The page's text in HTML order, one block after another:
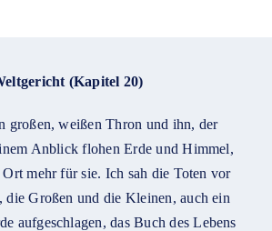
(Kapitel 20)
großen, weißen Thron und ihn, der
Anblick flohen Erde und Himmel,
Ort mehr für sie. Ich sah die Toten vor
die Großen und die Kleinen, auch ein
aufgeschlagen, das Buch des Lebens